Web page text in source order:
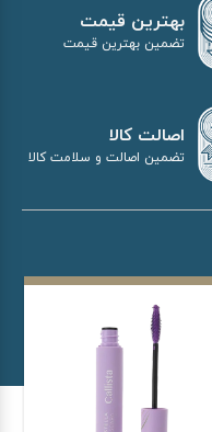
بهترین قیمت
تضمین بهترین قیمت
اصالت کالا
تضمین اصالت و سلامت کالا